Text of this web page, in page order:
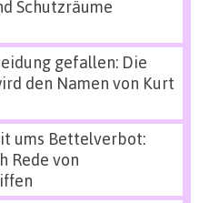
Schutzräume
gefallen: Die
den Namen von Kurt
ums Bettelverbot:
Rede von